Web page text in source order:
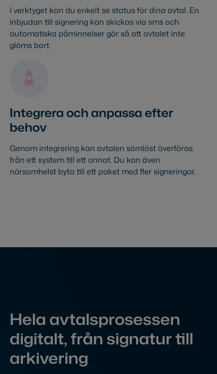
I verktyget kan du enkelt se status för dina avtal. En
inbjudan till signering kan skickas via sms och
automatiska påminnelser gör så att avtalet inte
glöms bort.
Integrera och anpassa efter
behov
Genom integrering kan avtalen sömlöst överföras
från ett system till ett annat. Du kan även
närsomhelst byta till ett paket med fler signeringar.
Hela avtalsprosessen
digitalt, från signatur till
arkivering